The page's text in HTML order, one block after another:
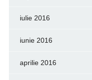
iulie 2016
iunie 2016
aprilie 2016